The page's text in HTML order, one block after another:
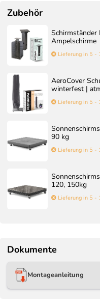
Zubehör
Schirmständer
Ampelschirme
Lieferung in 5 -
AeroCover
winterfest |
Lieferung in 5 -
90 kg
Lieferung in 5 -
120, 150kg
Lieferung in 5 -
Dokumente
Montageanleitung